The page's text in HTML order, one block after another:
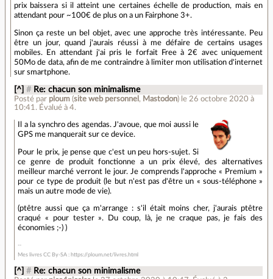
prix baissera si il atteint une certaines échelle de production, mais en
attendant pour ~100€ de plus on a un Fairphone 3+.
Sinon ça reste un bel objet, avec une approche très intéressante. Peu
être un jour, quand j'aurais réussi à me défaire de certains usages
mobiles. En attendant j'ai pris le forfait Free à 2€ avec uniquement
50Mo de data, afin de me contraindre à limiter mon utilisation d'internet
sur smartphone.
[^] # Re: chacun son minimalisme
Posté par ploum (site web personnel , Mastodon) le 26 octobre 2020 à
10:41 . Évalué à4.
Il a la synchro des agendas. J'avoue, que moi aussi le
GPS me manquerait sur ce device.
Pour le prix, je pense que c'est un peu hors-sujet. Si
ce genre de produit fonctionne a un prix élevé, des alternatives
meilleur marché verront le jour. Je comprends l'approche « Premium »
pour ce type de produit (le but n'est pas d'être un « sous-téléphone »
mais un autre mode de vie).
(ptêtre aussi que ça m'arrange : s'il était moins cher, j'aurais ptêtre
craqué « pour tester ». Du coup, là, je ne craque pas, je fais des
économies ;-) )
Mes livres CC By-SA : https://ploum.net/livres.html
[^] # Re: chacun son minimalisme